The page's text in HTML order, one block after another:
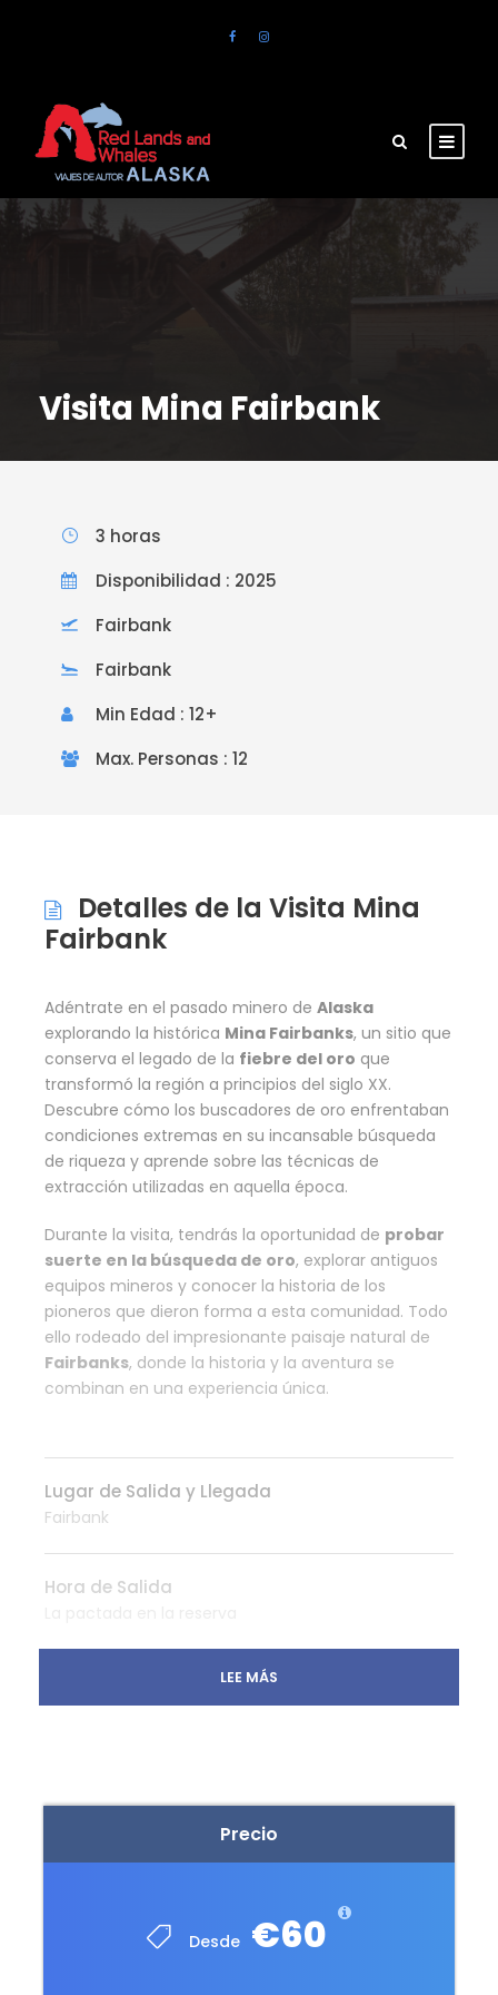
Visita Mina Fairbank
Precio
Desde €60
3 horas
Disponibilidad : 2025
Fairbank
Fairbank
Min Edad : 12+
Max. Personas : 12
Detalles de la Visita Mina
Fairbank
Adéntrate en el pasado minero de Alaska
explorando la histórica Mina Fairbanks, un sitio que
conserva el legado de la fiebre del oro que
transformó la región a principios del siglo XX.
Descubre cómo los buscadores de oro enfrentaban
condiciones extremas en su incansable búsqueda
de riqueza y aprende sobre las técnicas de
extracción utilizadas en aquella época.
Durante la visita, tendrás la oportunidad de probar
suerte en la búsqueda de oro, explorar antiguos
equipos mineros y conocer la historia de los
pioneros que dieron forma a esta comunidad. Todo
ello rodeado del impresionante paisaje natural de
Fairbanks, donde la historia y la aventura se
combinan en una experiencia única.
Lugar de Salida y Llegada
Fairbank
Hora de Salida
Visita guiada a la draga de oro 8
Lavado de oro
Cualquier otra cosa no especificada como
LEE MÁS